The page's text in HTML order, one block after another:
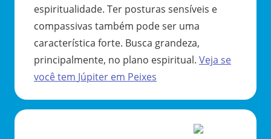
espiritualidade. Ter posturas sensíveis e
compassivas também pode ser uma
característica forte. Busca grandeza,
principalmente, no plano espiritual. Veja se
você tem Júpiter em Peixes